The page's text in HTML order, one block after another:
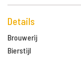
Details
Brouwerij
Bierstijl